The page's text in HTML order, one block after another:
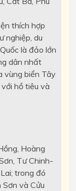
thích hợp
nghiệp, du
là đảo lớn
dân nhất
vùng biển Tây
hồ tiêu và
Hoàng
Tư Chinh-
trong đó
và Cửu